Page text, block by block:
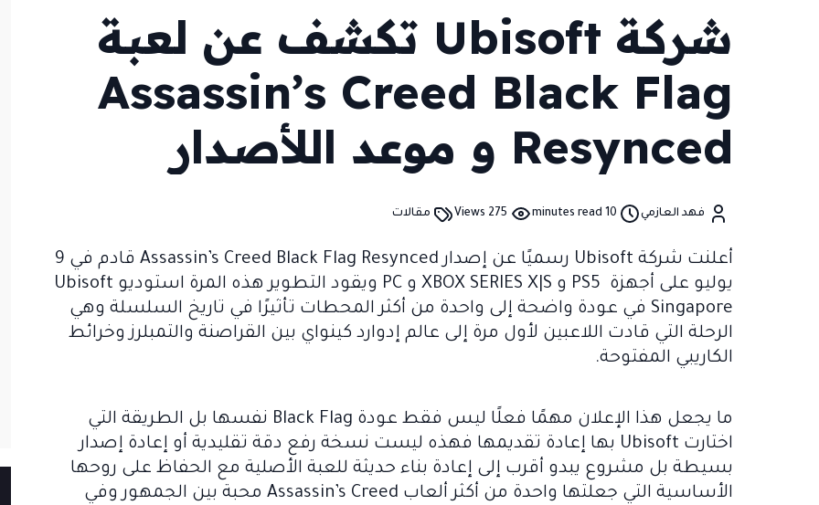
شركة Ubisoft تكشف عن لعبة
Assassin’s Creed Black Flag
Resynced و موعد اللأصدار
فهد العازمي 10 minutes read
275 Views مقالات
أعلنت شركة Ubisoft رسميًا عن إصدار Assassin’s Creed Black Flag Resynced قادم في 9
يوليو على أجهزة PS5 و XBOX SERIES X|S و PC ويقود التطوير هذه المرة استوديو Ubisoft
Singapore في عودة واضحة إلى واحدة من أكثر المحطات تأثيرًا في تاريخ السلسلة وهي
الرحلة التي قادت اللاعبين لأول مرة إلى عالم إدوارد كينواي بين القراصنة والتمبلرز وخرائط
الكاريبي المفتوحة.
ما يجعل هذا الإعلان مهمًا فعلًا ليس فقط عودة Black Flag نفسها بل الطريقة التي
اختارت Ubisoft بها إعادة تقديمها فهذه ليست نسخة رفع دقة تقليدية أو إعادة إصدار
بسيطة بل مشروع يبدو أقرب إلى إعادة بناء حديثة للعبة الأصلية مع الحفاظ على روحها
الأساسية التي جعلتها واحدة من أكثر ألعاب Assassin’s Creed محبة بين الجمهور وفي